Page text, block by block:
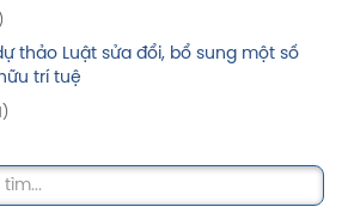
thảo Luật sửa đổi, bổ sung một số
trí tuệ